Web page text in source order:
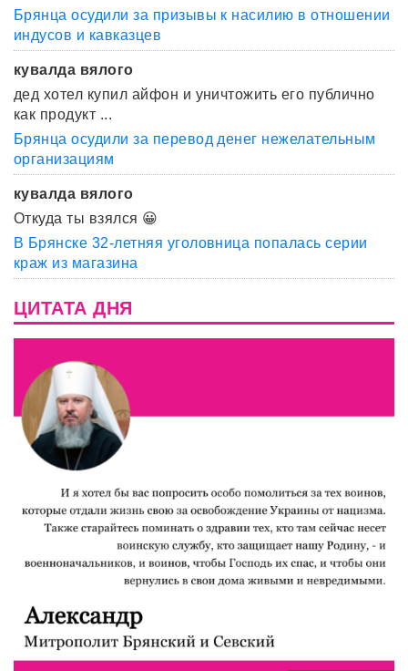
Брянца осудили за призывы к насилию в отношении
индусов и кавказцев
кувалда вялого
дед хотел купил айфон и уничтожить его публично
как продукт ...
Брянца осудили за перевод денег нежелательным
организациям
кувалда вялого
Откуда ты взялся 😀
В Брянске 32-летняя уголовница попалась серии
краж из магазина
ЦИТАТА ДНЯ